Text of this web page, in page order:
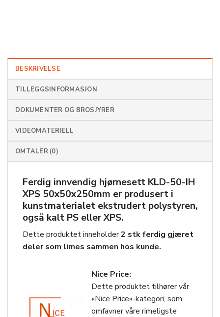
BESKRIVELSE
TILLEGGSINFORMASJON
DOKUMENTER OG BROSJYRER
VIDEOMATERIELL
OMTALER (0)
Ferdig innvendig hjørnesett KLD-50-IH
XPS 50x50x250mm er produsert i
kunstmaterialet ekstrudert polystyren,
også kalt PS eller XPS.
Dette produktet inneholder2 stk ferdig gjæret
deler som limes sammen hos kunde.
Nice Price:
Dette produktet tilhører vår
«Nice Price»-kategori, som
omfavner våre rimeligste